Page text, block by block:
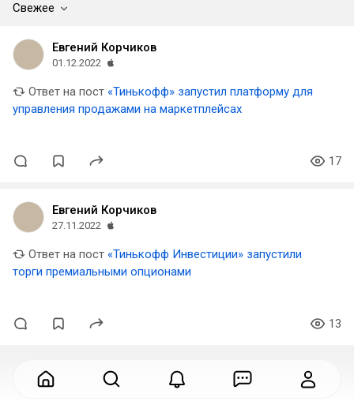
Свежее
Евгений Корчиков
01.12.2022
Ответ на пост «Тинькофф» запустил платформу для
управления продажами на маркетплейсах
17
Евгений Корчиков
27.11.2022
Ответ на пост «Тинькофф Инвестиции» запустили
торги премиальными опционами
13